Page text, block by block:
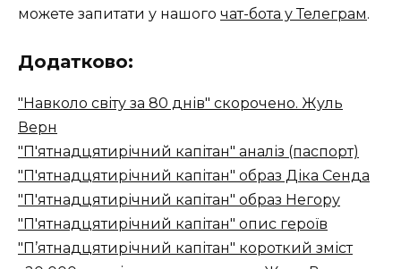
можете запитати у нашого чат-бота у Телеграм.
Додатково:
"Навколо світу за 80 днів" скорочено. Жуль
Верн
"П'ятнадцятирічний капітан" аналіз (паспорт)
"П'ятнадцятирічний капітан" образ Діка Сенда
"П'ятнадцятирічний капітан" образ Негору
"П'ятнадцятирічний капітан" опис героїв
"П’ятнадцятирічний капітан" короткий зміст